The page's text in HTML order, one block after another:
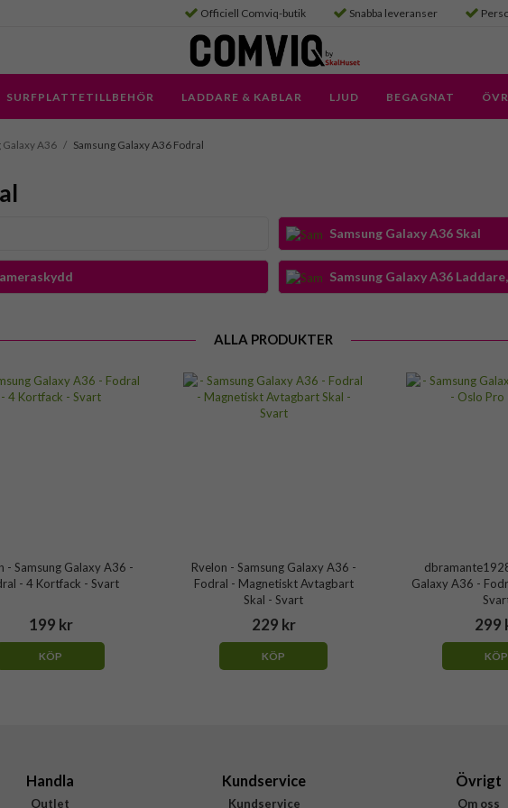
Officiell Comviq-butik Snabba leveranser
SURFPLATTETILLBEHÖR LADDARE & KABLAR LJUD BEGAGNAT
Galaxy A36 / Samsung Galaxy A36 Fodral
Samsung Galaxy A36 Skal
Samsung Galaxy A36
ALLA PRODUKTER
- Samsung Galaxy A36 -
- 4 Kortfack - Svart
199 kr
KÖP
Rvelon - Samsung Galaxy A36 -
Fodral - Magnetiskt Avtagbart
Skal - Svart
229 kr
KÖP
Galaxy A36 -
299
KÖP
Handla
Outlet
Kundservice
Kundservice
Övrigt
Om oss